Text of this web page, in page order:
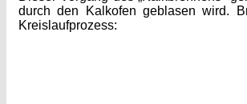
durch den Kalkofen geblasen wird.
Kreislaufprozess: